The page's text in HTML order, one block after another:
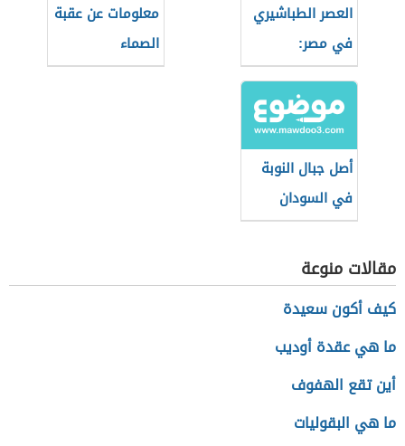
العصر الطباشيري
في مصر:
الجيولوجيا
والأحداث
معلومات عن عقبة
الصماء
أصل جبال النوبة
في السودان
مقالات منوعة
كيف أكون سعيدة
ما هي عقدة أوديب
أين تقع الهفوف
ما هي البقوليات